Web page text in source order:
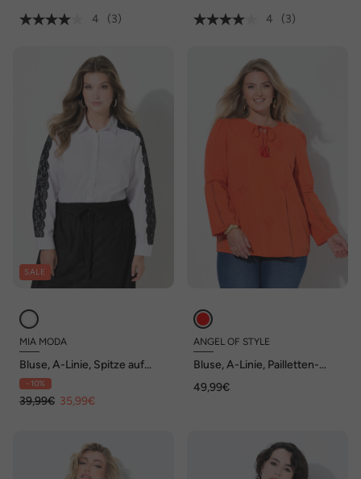
4
(3)
4
(3)
SALE
MIA MODA
Bluse, A-Linie, Spitze auf
Schultern und Langarm
- 10%
39,99€ 35,99€
ANGEL OF STYLE
Bluse, A-Linie, Pailletten-
49,99€